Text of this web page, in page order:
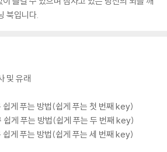
북입니다.
및 유래
게 푸는 방법(쉽게 푸는 첫 번째 key)
게 푸는 방법(쉽게 푸는 두 번째 key)
게 푸는 방법(쉽게 푸는 세 번째 key)